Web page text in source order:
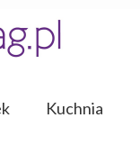
Kuchnia